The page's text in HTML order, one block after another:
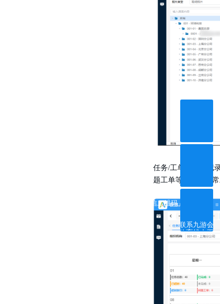
任务/工单的执行记
题工单等），对异
联系九游会
体育线上平
台
微信二维码